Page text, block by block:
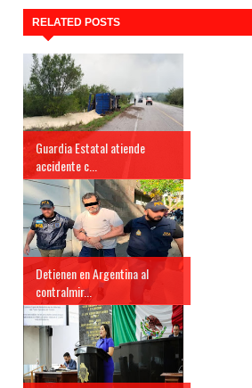
RELATED POSTS
Guardia Estatal atiende
accidente c...
Detienen en Argentina al
contralmir...